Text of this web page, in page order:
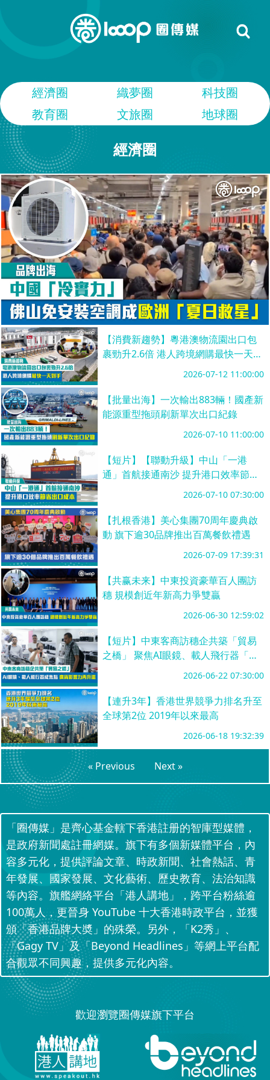
經濟圈 織夢圈
科技圈
教育圈
文旅圈 地球圈
經濟圈
【消費新趨勢】粵港澳物流園出口包
裹勁升2.6倍 港人跨境網購最快一天到
2026-07-12 11:00:00
【批量出海】一次輸出883輛！國產新
能源重型拖頭刷新單次出口紀錄
2026-07-10 11:00:00
【短片】【聯動升級】中山「一港
通」首航接通南沙 提升港口效率節省
2026-07-10 07:30:00
【扎根香港】美心集團70周年慶典啟
動 旗下逾30品牌推出百萬餐飲禮遇
2026-07-09 17:39:31
【共赢未来】中東投資豪華百人團訪
穗 規模創近年新高力爭雙贏
2026-06-30 12:59:02
【短片】中東客商訪穗企共築「貿易
之橋」 聚焦AI眼鏡、載人飛行器「廣
2026-06-22 07:30:00
【連升3年】香港世界競爭力排名升至
全球第2位 2019年以來最高
2026-06-18 19:32:39
« Previous Next »
「圈傳媒」是齊心基金轄下香港註册的智庫型媒體，
是政府新聞處註冊網媒。旗下有多個新媒體平台，內
容多元化，提供評論文章、時政新聞、社會熱話、青
年發展、國家發展、文化藝術、歷史教育、法治知識
等內容。旗艦網絡平台「港人講地」，跨平台粉絲逾
100萬人，更晉身 YouTube 十大香港時政平台，並獲
頒「香港品牌大奬」的殊榮。另外，「K2秀」、
「Gagy TV」及「Beyond Headlines」等網上平台配
合觀眾不同興趣，提供多元化內容。
歡迎瀏覽圈傳媒旗下平台